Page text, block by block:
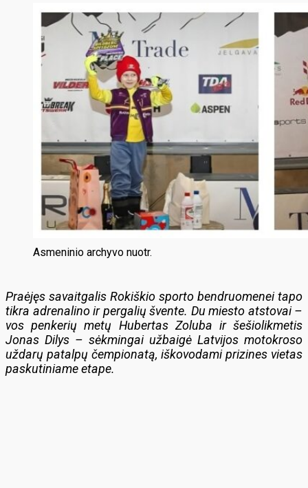
Asmeninio archyvo nuotr.
Praėjęs savaitgalis Rokiškio sporto bendruomenei tapo
tikra adrenalino ir pergalių švente. Du miesto atstovai –
vos penkerių metų Hubertas Zoluba ir šešiolikmetis
Jonas Dilys – sėkmingai užbaigė Latvijos motokroso
uždarų patalpų čempionatą, iškovodami prizines vietas
paskutiniame etape.